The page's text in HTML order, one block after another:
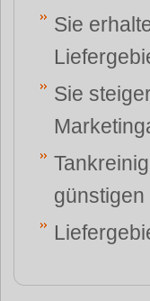
Sie
Sie